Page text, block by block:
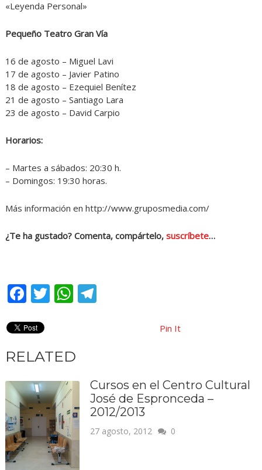
«Leyenda Personal»
Pequeño Teatro Gran Vía
16 de agosto – Miguel Lavi
17 de agosto – Javier Patino
18 de agosto – Ezequiel Benítez
21 de agosto – Santiago Lara
23 de agosto – David Carpio
Horarios:
– Martes a sábados: 20:30 h.
– Domingos: 19:30 horas.
Más información en http://www.gruposmedia.com/
¿Te ha gustado? Comenta, compártelo, suscríbete…
Facebook
Twitter
WhatsApp
Telegram
Pin It
RELATED
Cursos en el Centro Cultural
José de Espronceda –
2012/2013
27 agosto, 2012 0